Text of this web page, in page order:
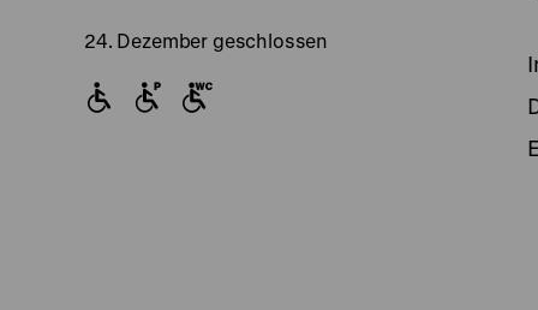
24. Dezember geschlossen